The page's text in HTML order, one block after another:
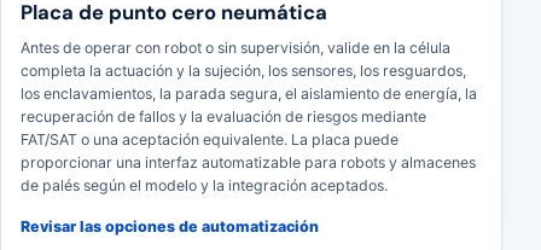
Placa de punto cero neumática
Antes de operar con robot o sin supervisión, valide en la célula
completa la actuación y la sujeción, los sensores, los resguardos,
los enclavamientos, la parada segura, el aislamiento de energía, la
recuperación de fallos y la evaluación de riesgos mediante
FAT/SAT o una aceptación equivalente. La placa puede
proporcionar una interfaz automatizable para robots y almacenes
de palés según el modelo y la integración aceptados.
Revisar las opciones de automatización